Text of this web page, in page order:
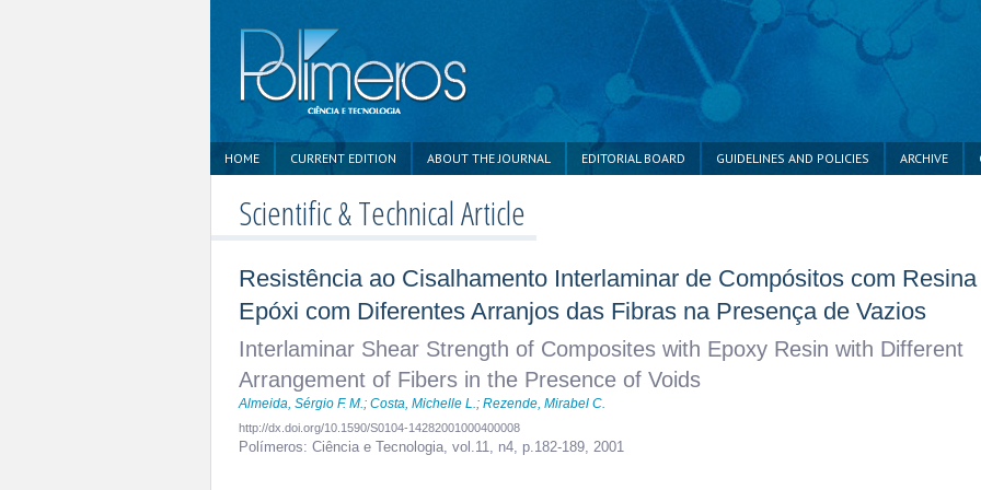
HOME CURRENT EDITION ABOUT THE JOURNAL EDITORIAL BOARD GUIDELINES AND POLICIES ARCHIVE
Scientific & Technical Article
Resistência ao Cisalhamento Interlaminar de Compósitos com Resina
Epóxi com Diferentes Arranjos das Fibras na Presença de Vazios
Interlaminar Shear Strength of Composites with Epoxy Resin with Different
Arrangement of Fibers in the Presence of Voids
Almeida, Sérgio F. M.; Costa, Michelle L.; Rezende, Mirabel C.
http://dx.doi.org/10.1590/S0104-14282001000400008
Polímeros: Ciência e Tecnologia, vol.11, n4, p.182-189, 2001